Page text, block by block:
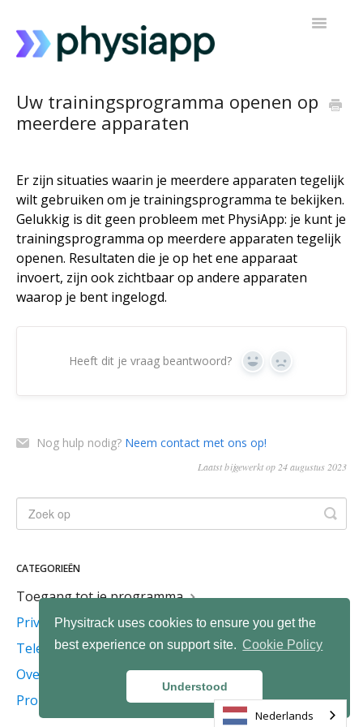
Physitrack uses cookies to ensure you get the
best experience on support site. Cookie Policy
Understood
Navigatie
Mijn trainingsprogramma
Uw trainingsprogramma openen op
meerdere apparaten
Er zijn situaties waarin je meerdere apparaten tegelijk
wilt gebruiken om je trainingsprogramma te bekijken.
Gelukkig is dit geen probleem met PhysiApp: je kunt je
trainingsprogramma op meerdere apparaten tegelijk
openen. Resultaten die je op het ene apparaat
invoert, zijn ook zichtbaar op andere apparaten
waarop je bent ingelogd.
Heeft dit je vraag beantwoord? Ja Geen
Nog hulp nodig? Neem contact met ons op!
Laatst bijgewerkt op 24 augustus 2023
CATEGORIEËN
Toegang tot je programma
Privacy en veiligheid
Telegezondheidszorg
Over PhysiApp
Problemen oplossen
Nederlands